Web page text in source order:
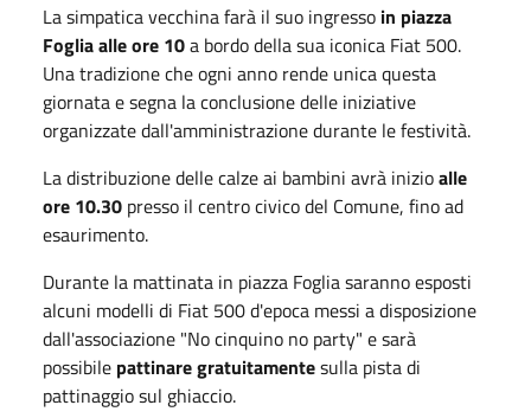
La simpatica vecchina farà il suo ingresso in piazza
Foglia alle ore 10a bordo della sua iconica Fiat 500.
Una tradizione che ogni anno rende unica questa
giornata e segna la conclusione delle iniziative
organizzate dall'amministrazione durante le festività.
La distribuzione delle calze ai bambini avrà inizioalle
ore 10.30 presso il centro civico del Comune, fino ad
esaurimento.
Durante la mattinata in piazza Foglia saranno esposti
alcuni modelli di Fiat 500 d'epoca messi a disposizione
dall'associazione "No cinquino no party" e sarà
possibile pattinare gratuitamentesulla pista di
pattinaggio sul ghiaccio.